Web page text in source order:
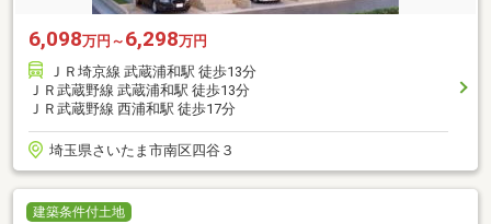
6,098万円～ 6,298万円
ＪＲ埼京線 武蔵浦和駅 徒歩13分
ＪＲ武蔵野線 武蔵浦和駅 徒歩13分
ＪＲ武蔵野線 西浦和駅 徒歩17分
埼玉県さいたま市南区四谷３
建築条件付土地